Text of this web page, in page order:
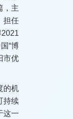
，主
担任
“博
市优
的机
持续
这一